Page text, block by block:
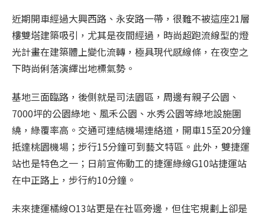
近期開車經過大興西路、永安路一帶，很難不被這座21層
樓雙塔建築吸引，尤其是夜間經過，時尚超跑流線型的燈
光計畫在建築體上變化流轉，極具現代感線條，在夜空之
下時尚俐落演繹出地標氣勢。
基地三面臨路，後側就是司法園區，周邊有親子公園、
7000坪的公園綠地、風禾公園、水秀公園等綠地設施圍
繞，綠覆率高。交通可連結機場連絡道，開車15至20分鐘
抵達桃園機場；步行15分鐘可到藝文特區。此外，雙捷運
站也是特色之一；日前宣佈動工的捷運綠線G10站捷運站
在中正路上，步行約10分鐘。
未來捷運橘線O13站更是在社區旁邊，但住宅規劃上卻是